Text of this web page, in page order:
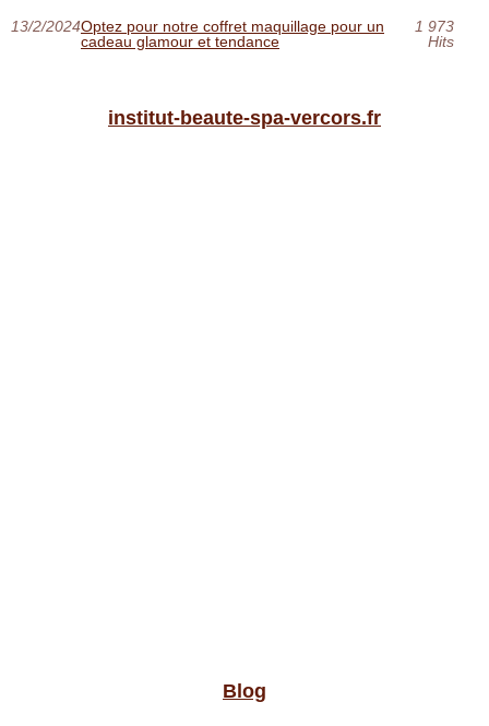
13/2/2024Optez pour notre coffret maquillage pour un
cadeau glamour et tendance
1 973
Hits
institut-beaute-spa-vercors.fr
Blog